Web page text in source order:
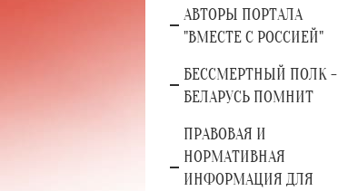
АВТОРЫ ПОРТАЛА
"ВМЕСТЕ С РОССИЕЙ"
БЕССМЕРТНЫЙ ПОЛК -
БЕЛАРУСЬ ПОМНИТ
ПРАВОВАЯ И
НОРМАТИВНАЯ
ИНФОРМАЦИЯ ДЛЯ